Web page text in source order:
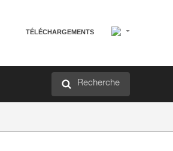
TÉLÉCHARGEMENTS
Recherche